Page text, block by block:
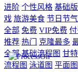
进阶 个性风格 基础
戏 旅游美食 节日节气
全部 免费 VIP免费
推荐 热门 克隆最多
全部 基础流程图 甘
流程图 泳道图 平面图